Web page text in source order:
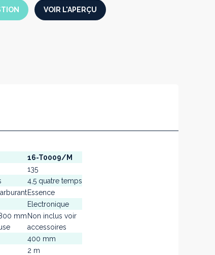
VOIR L'APERÇU
16-T0009/M
135
4,5 quatre temps
Essence
Electronique
mm Non inclus voir
accessoires
400 mm
2 m